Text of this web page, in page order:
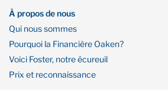
À propos de nous
Qui nous sommes
Pourquoi la Financière Oaken?
Voici Foster, notre écureuil
Prix et reconnaissance